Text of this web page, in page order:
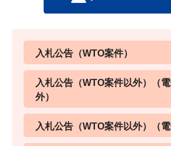
入札公告（WTO案件）
入札公告（WTO案件以外）（
外）
入札公告（WTO案件以外）（電